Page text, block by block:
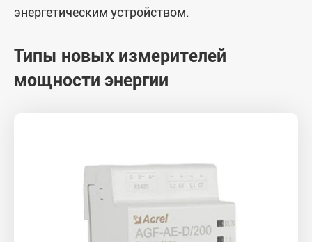
энергетическим устройством.
Типы новых измерителей
мощности энергии